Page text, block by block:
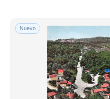
Nuevo